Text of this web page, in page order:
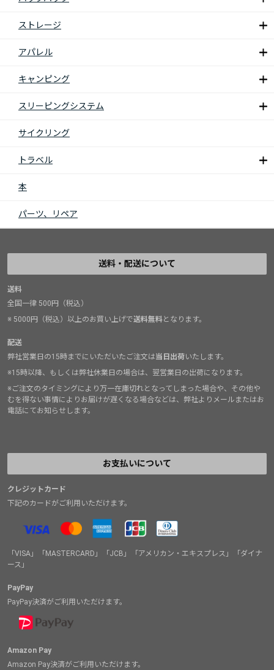
ストレージ
アパレル
キャンピング
スリーピングシステム
サイクリング
トラベル
本
パーツ、リペア
送料・配送について
送料
全国一律 500円（税込）
※ 5000円（税込）以上のお買い上げで送料無料となります。
配送
弊社営業日の15時までにいただいたご注文は当日出荷いたします。
※15時以降、もしくは弊社休業日の場合は、翌営業日の出荷になります。
※ご注文のタイミングにより万一在庫切れとなってしまった場合や、その他や
むを得ない事情によりお届けが遅くなる場合などは、弊社よりメールまたはお
電話にてお知らせします。
お支払いについて
クレジットカード
下記のカードがご利用いただけます。
「VISA」「MASTERCARD」「JCB」「アメリカン・エキスプレス」「ダイナ
ース」
PayPay
PayPay決済がご利用いただけます。
Amazon Pay
Amazon Pay決済がご利用いただけます。